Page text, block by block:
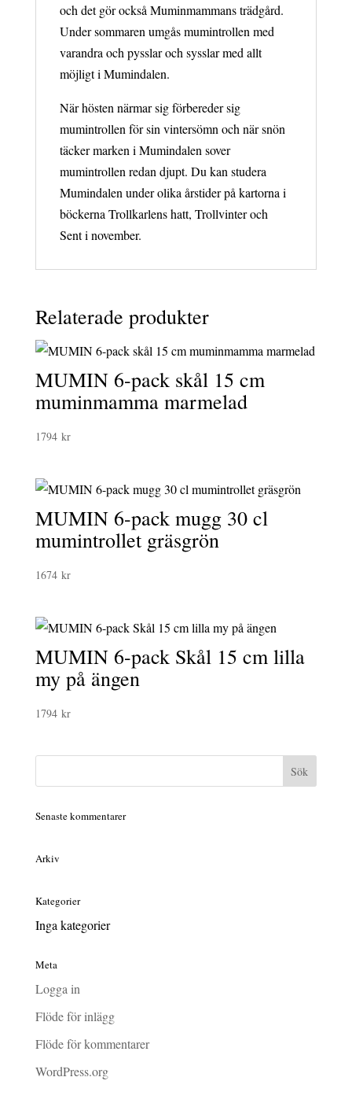
och det gör också Muminmammans trädgård.
Under sommaren umgås mumintrollen med
varandra och pysslar och sysslar med allt
möjligt i Mumindalen.
När hösten närmar sig förbereder sig
mumintrollen för sin vintersömn och när snön
täcker marken i Mumindalen sover
mumintrollen redan djupt. Du kan studera
Mumindalen under olika årstider på kartorna i
böckerna Trollkarlens hatt, Trollvinter och
Sent i november.
Relaterade produkter
MUMIN 6-pack skål 15 cm
muminmamma marmelad
1794 kr
MUMIN 6-pack mugg 30 cl
mumintrollet gräsgrön
1674 kr
MUMIN 6-pack Skål 15 cm lilla
my på ängen
1794 kr
Senaste kommentarer
Arkiv
Kategorier
Inga kategorier
Meta
Logga in
Flöde för inlägg
Flöde för kommentarer
WordPress.org